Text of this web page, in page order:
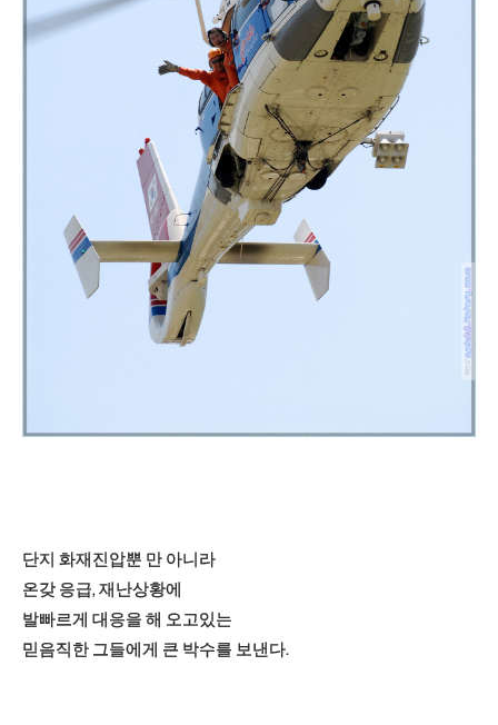
단지 화재진압뿐 만 아니라
온갖 응급, 재난상황에
발빠르게 대응을 해 오고있는
믿음직한 그들에게 큰 박수를 보낸다.